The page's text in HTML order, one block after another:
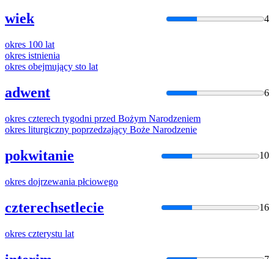
wiek 4
okres 100 lat
okres istnienia
okres obejmujący sto lat
adwent 6
okres czterech tygodni przed Bożym Narodzeniem
okres liturgiczny poprzedzający Boże Narodzenie
pokwitanie 10
okres dojrzewania płciowego
czterechsetlecie 16
okres czterystu lat